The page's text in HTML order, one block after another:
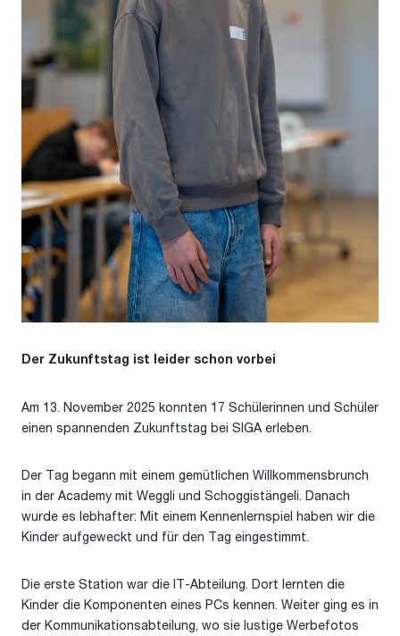
Der Zukunftstag ist leider schon vorbei
Am 13. November 2025 konnten 17 Schülerinnen und Schüler
einen spannenden Zukunftstag bei SIGA erleben.
Der Tag begann mit einem gemütlichen Willkommensbrunch
in der Academy mit Weggli und Schoggistängeli. Danach
wurde es lebhafter: Mit einem Kennenlernspiel haben wir die
Kinder aufgeweckt und für den Tag eingestimmt.
Die erste Station war die IT-Abteilung. Dort lernten die
Kinder die Komponenten eines PCs kennen. Weiter ging es in
der Kommunikationsabteilung, wo sie lustige Werbefotos